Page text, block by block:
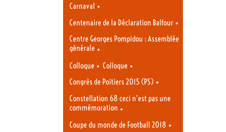
Carnaval •
Centenaire de la Déclaration Balfour •
Centre Georges Pompidou : Assemblée
générale •
Colloque • Colloque •
Congrès de Poitiers 2015 (PS) •
Constellation 68 ceci n’est pas une
commémoration •
Coupe du monde de Football 2018 •